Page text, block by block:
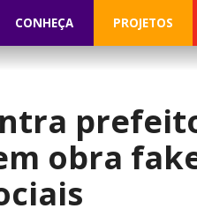
CONHEÇA PROJETOS
obra